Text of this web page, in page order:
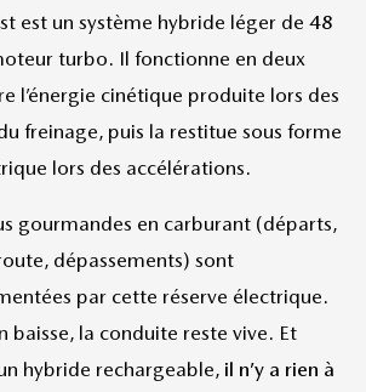
est un système hybride léger de 48
turbo. Il fonctionne en deux
l’énergie cinétique produite lors des
freinage, puis la restitue sous forme
lors des accélérations.
gourmandes en carburant (départs,
dépassements) sont
par cette réserve électrique.
baisse, la conduite reste vive. Et
hybride rechargeable, il n’y a rien à